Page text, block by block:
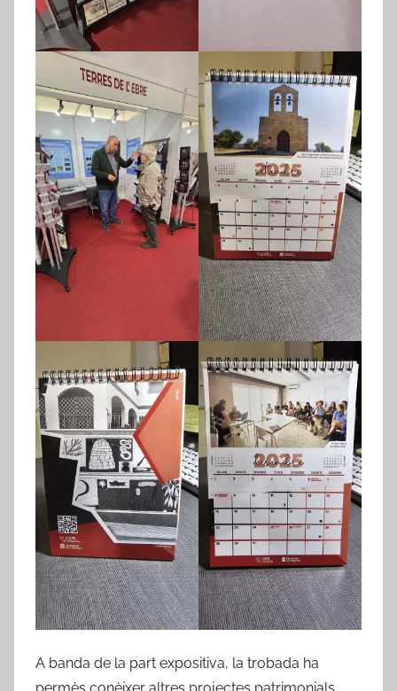
A banda de la part expositiva, la trobada ha